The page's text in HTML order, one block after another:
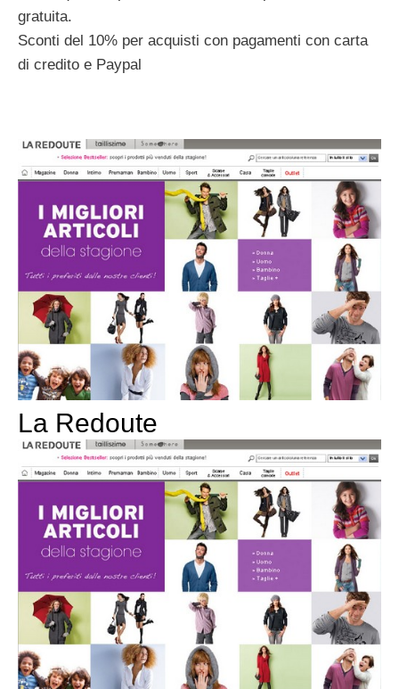
gratuita.
Sconti del 10% per acquisti con pagamenti con carta
di credito e Paypal
La Redoute